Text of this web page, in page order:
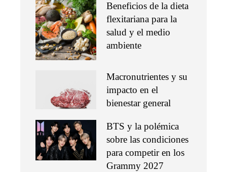
Beneficios de la dieta
flexitariana para la
salud y el medio
ambiente
Macronutrientes y su
impacto en el
bienestar general
BTS y la polémica
sobre las condiciones
para competir en los
Grammy 2027